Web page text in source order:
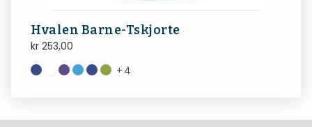
Hvalen Barne-Tskjorte
kr 253,00
+ 4